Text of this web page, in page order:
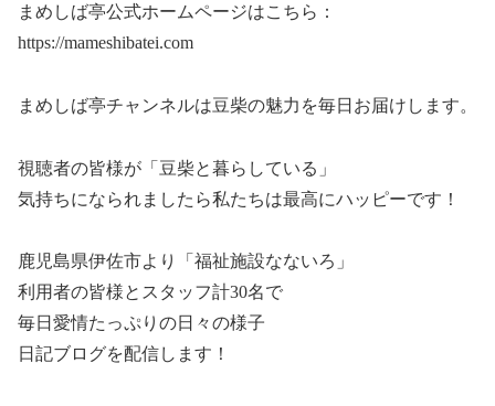
まめしば亭公式ホームページはこちら：
https://mameshibatei.com
まめしば亭チャンネルは豆柴の魅力を毎日お届けします。
視聴者の皆様が「豆柴と暮らしている」
気持ちになられましたら私たちは最高にハッピーです！
鹿児島県伊佐市より「福祉施設なないろ」
利用者の皆様とスタッフ計30名で
毎日愛情たっぷりの日々の様子
日記ブログを配信します！